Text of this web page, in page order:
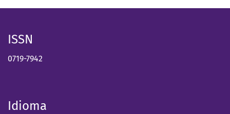
ISSN
0719-7942
Idioma